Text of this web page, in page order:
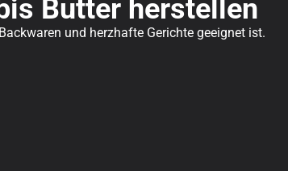
Butter herstellen
und herzhafte Gerichte geeignet ist.